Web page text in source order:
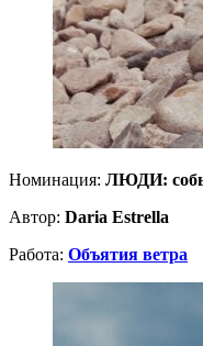
Номинация: ЛЮДИ:
Автор: Daria Estrella
Работа: Объятия ветра